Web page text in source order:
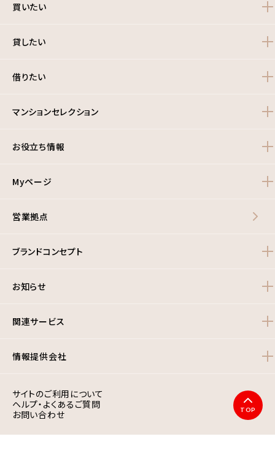
買いたい
貸したい
借りたい
マンションセレクション
お役立ち情報
Myページ
営業拠点
ブランドコンセプト
お知らせ
関連サービス
情報提供会社
サイトのご利用について
ヘルプ・よくあるご質問
お問い合わせ
TOP